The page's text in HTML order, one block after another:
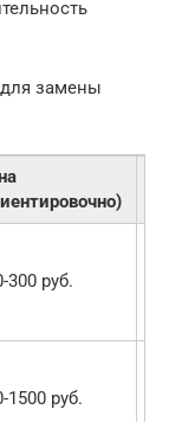
замены
300 руб.
1500 руб.